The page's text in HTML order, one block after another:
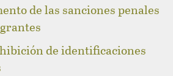
de las sanciones penales
de identificaciones